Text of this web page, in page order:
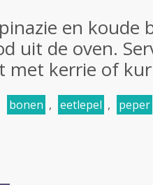
en koude
uit de oven.
met kerrie of
bonen , eetlepel ,
peper